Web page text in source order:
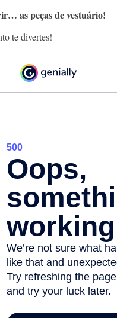
as peças de vestuário!
te divertes!